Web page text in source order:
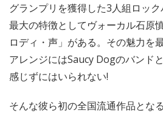
グランプリを獲得した3人組ロック
最大の特徴としてヴォーカル石原
ロディ・声」がある。その魅力を
アレンジにはSaucy Dogのバンド
感じずにはいられない!
そんな彼ら初の全国流通作品とな